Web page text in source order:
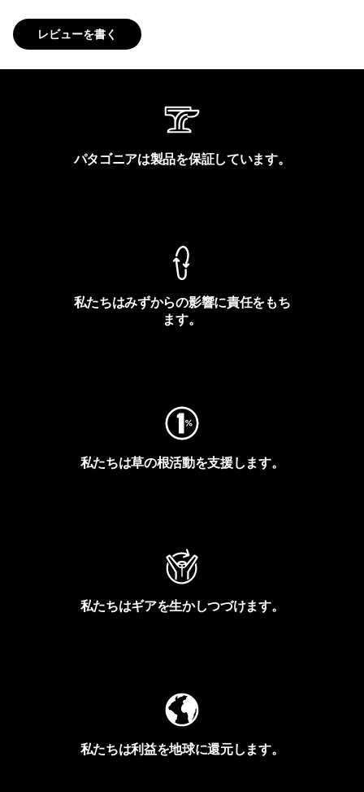
レビューを書く
パタゴニアは製品を保証しています。
私たちはみずからの影響に責任をもち
ます。
私たちは草の根活動を支援します。
私たちはギアを生かしつづけます。
私たちは利益を地球に還元します。